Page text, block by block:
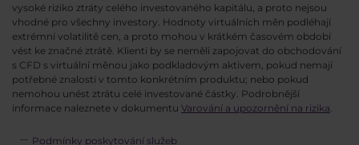
vysoké riziko ztráty celého investovaného kapitálu, a proto nejsou
vhodné pro všechny investory. Hodnoty virtuálních měn podléhají
extrémní volatilitě cen, a proto mohou v krátkém časovém období
vést ke značné ztrátě. Klienti by se neměli zapojovat do obchodování
s CFD s virtuální měnou jako podkladovým aktivem, pokud nemají
potřebné znalosti v tomto konkrétním produktu; nebo pokud
nemohou unést ztrátu celé investované částky. Podrobnější
informace naleznete v dokumentu Varování a upozornění na rizika
Podmínky poskytování služeb